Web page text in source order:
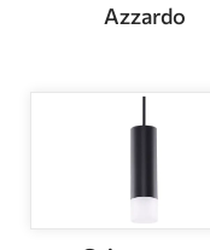
Azzardo